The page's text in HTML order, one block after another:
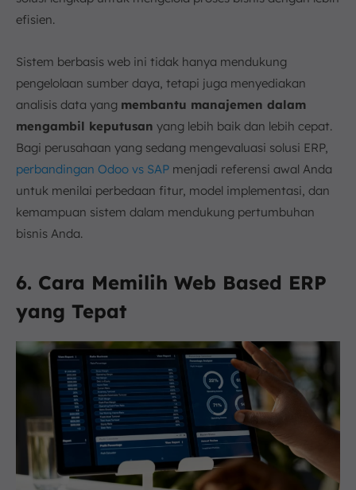
efisien.
Sistem berbasis web ini tidak hanya mendukung
pengelolaan sumber daya, tetapi juga menyediakan
analisis data yang membantu manajemen dalam
mengambil keputusan yang lebih baik dan lebih cepat.
Bagi perusahaan yang sedang mengevaluasi solusi ERP,
perbandingan Odoo vs SAP menjadi referensi awal Anda
untuk menilai perbedaan fitur, model implementasi, dan
kemampuan sistem dalam mendukung pertumbuhan
bisnis Anda.
6. Cara Memilih Web Based ERP
yang Tepat